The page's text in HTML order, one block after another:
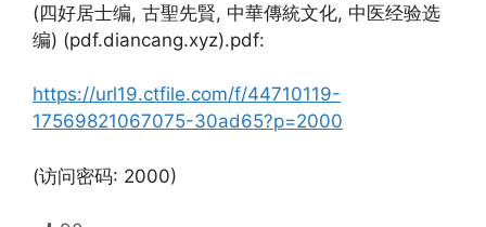
(四好居士编, 古聖先賢, 中華傳統文化, 中医经验选
编) (pdf.diancang.xyz).pdf:
https://url19.ctfile.com/f/44710119-
17569821067075-30ad65?p=2000
(访问密码: 2000)